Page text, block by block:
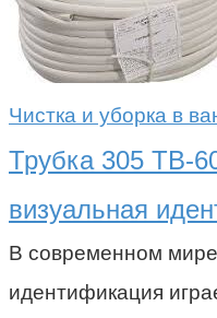
Чистка и уборка в
Трубка 305 ТВ-
визуальная
В современном
идентификация